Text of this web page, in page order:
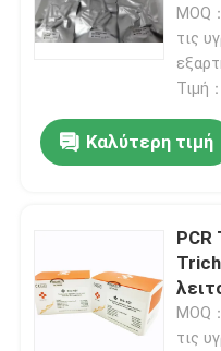
που
MOQ
τις
Τιμή
Καλύτερη τιμή
PCR
MOQ
τις